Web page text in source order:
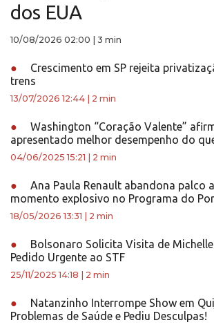
dos EUA
10/08/2026 02:00 3 min
●
Crescimento em SP rejeita
trens
13/07/2026 12:44 2 min
●
Washington “Coração Valente”
apresentado melhor desempenho do
04/06/2025 15:21 2 min
●
Ana Paula Renault abandona palco
momento explosivo no Programa do
18/05/2026 13:31 2 min
●
Bolsonaro Solicita Visita de
Pedido Urgente ao STF
25/11/2025 14:18 2 min
●
Natanzinho Interrompe Show em
Problemas de Saúde e Pediu Desculpas!